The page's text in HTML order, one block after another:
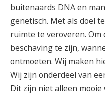
buitenaards DNA en
genetisch. Met als doel
ruimte te veroveren.
beschaving te zijn,
ontmoeten. Wij maken
Wij zijn onderdeel van
Dit zijn niet alleen